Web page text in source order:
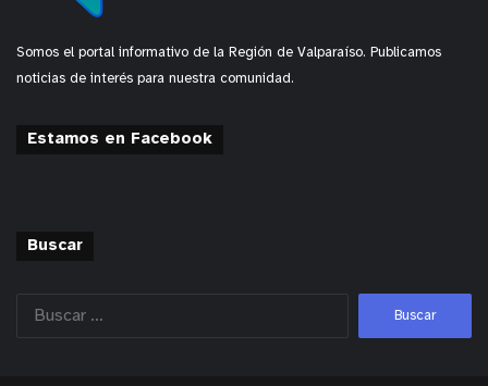
Somos el portal informativo de la Región de Valparaíso. Publicamos
noticias de interés para nuestra comunidad.
Estamos en Facebook
Buscar